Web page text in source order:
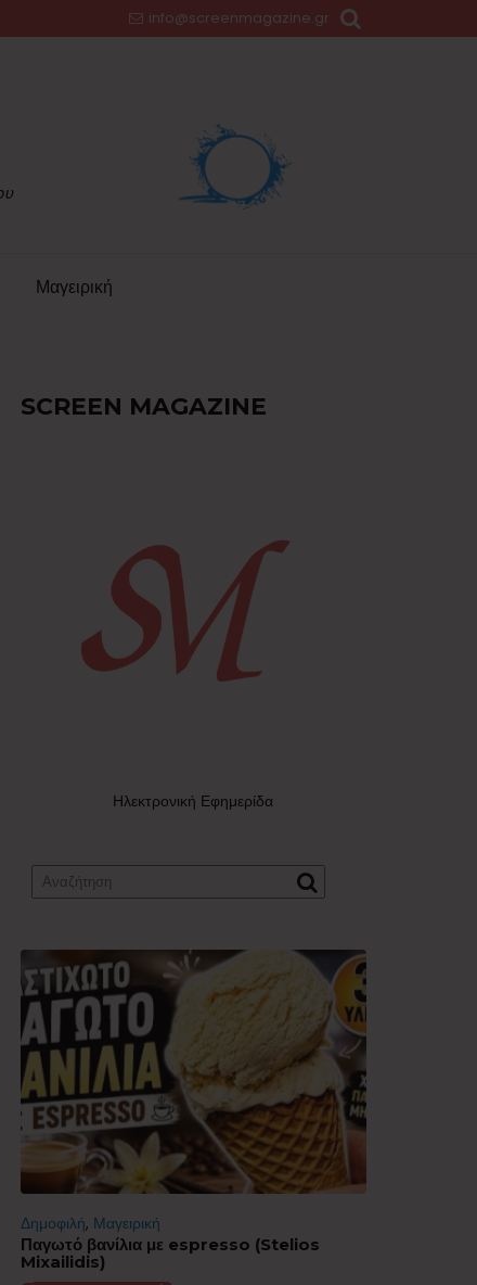
info@screenmagazine.gr
Μαγειρική
SCREEN MAGAZINE
Ηλεκτρονική Εφημερίδα
Δημοφιλή, Μαγειρική
Παγωτό βανίλια με espresso (Stelios
Mixailidis)